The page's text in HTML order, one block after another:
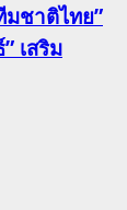
มชาติไทย”
เสริม